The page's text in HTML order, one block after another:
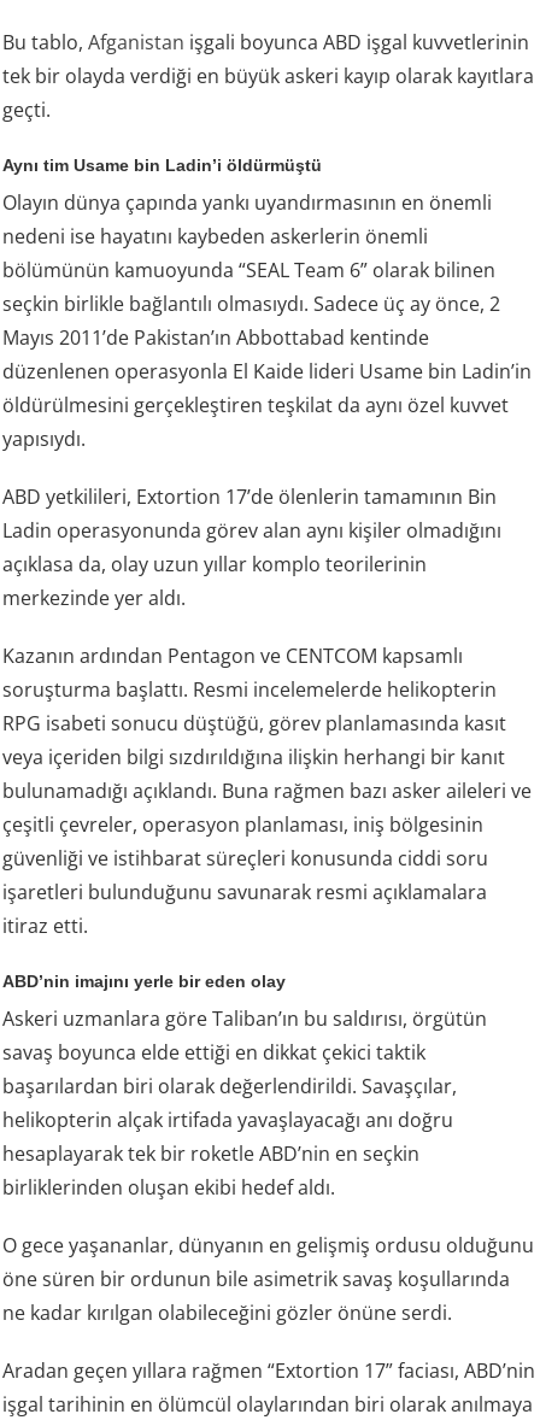
Bu tablo,Afganistan işgali boyunca ABD işgal kuvvetlerinin
tek bir olayda verdiği en büyük askeri kayıp olarak kayıtlara
geçti.
Aynı tim Usame bin Ladin’i öldürmüştü
Olayın dünya çapında yankı uyandırmasının en önemli
nedeni ise hayatını kaybeden askerlerin önemli
bölümünün kamuoyunda “SEAL Team 6” olarak bilinen
seçkin birlikle bağlantılı olmasıydı. Sadece üç ay önce, 2
Mayıs 2011’de Pakistan’ın Abbottabad kentinde
düzenlenen operasyonla El Kaide lideri Usame bin Ladin’in
öldürülmesini gerçekleştiren teşkilat da aynı özel kuvvet
yapısıydı.
ABD yetkilileri, Extortion 17’de ölenlerin tamamının Bin
Ladin operasyonunda görev alan aynı kişiler olmadığını
açıklasa da, olay uzun yıllar komplo teorilerinin
merkezinde yer aldı.
Kazanın ardından Pentagon ve CENTCOM kapsamlı
soruşturma başlattı. Resmi incelemelerde helikopterin
RPG isabeti sonucu düştüğü, görev planlamasında kasıt
veya içeriden bilgi sızdırıldığına ilişkin herhangi bir kanıt
bulunamadığı açıklandı. Buna rağmen bazı asker aileleri ve
çeşitli çevreler, operasyon planlaması, iniş bölgesinin
güvenliği ve istihbarat süreçleri konusunda ciddi soru
işaretleri bulunduğunu savunarak resmi açıklamalara
itiraz etti.
ABD’nin imajını yerle bir eden olay
Askeri uzmanlara göre Taliban’ın bu saldırısı, örgütün
savaş boyunca elde ettiği en dikkat çekici taktik
başarılardan biri olarak değerlendirildi. Savaşçılar,
helikopterin alçak irtifada yavaşlayacağı anı doğru
hesaplayarak tek bir roketle ABD’nin en seçkin
birliklerinden oluşan ekibi hedef aldı.
O gece yaşananlar, dünyanın en gelişmiş ordusu olduğunu
öne süren bir ordunun bile asimetrik savaş koşullarında
ne kadar kırılgan olabileceğini gözler önüne serdi.
Aradan geçen yıllara rağmen “Extortion 17” faciası, ABD’nin
işgal tarihinin en ölümcül olaylarından biri olarak anılmaya